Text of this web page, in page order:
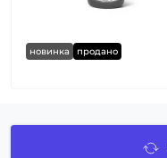
новинка продано